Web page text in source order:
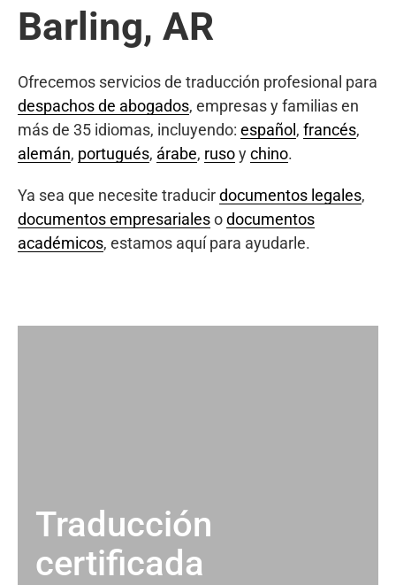
Barling, AR
Ofrecemos servicios de traducción profesional para
despachos de abogados, empresas y familias en
más de 35 idiomas, incluyendo: español , francés,
alemán, portugués, árabe, rusoychino.
Ya sea que necesite traducirdocumentos legales,
documentos empresarialesodocumentos
académicos, estamos aquí para ayudarle.
Traducción
certificada